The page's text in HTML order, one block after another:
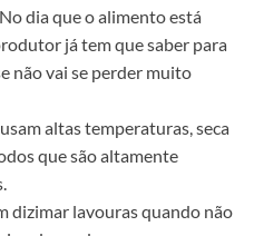
dia que o alimento está
já tem que saber para
não vai se perder muito
altas temperaturas, seca
que são altamente
dizimar lavouras quando não